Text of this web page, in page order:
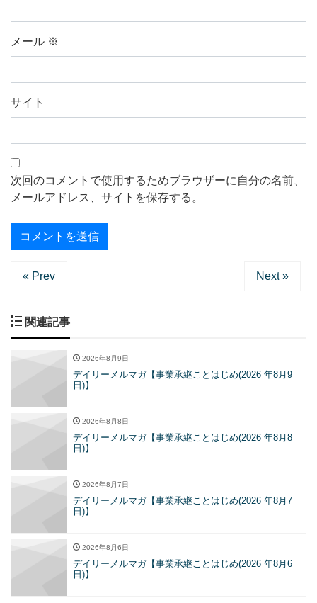
メール ※
サイト
次回のコメントで使用するためブラウザーに自分の名前、
メールアドレス、サイトを保存する。
« Prev Next »
関連記事
2026年8月9日
デイリーメルマガ【事業承継ことはじめ(2026 年8月9
日)】
2026年8月8日
デイリーメルマガ【事業承継ことはじめ(2026 年8月8
日)】
2026年8月7日
デイリーメルマガ【事業承継ことはじめ(2026 年8月7
日)】
2026年8月6日
デイリーメルマガ【事業承継ことはじめ(2026 年8月6
日)】